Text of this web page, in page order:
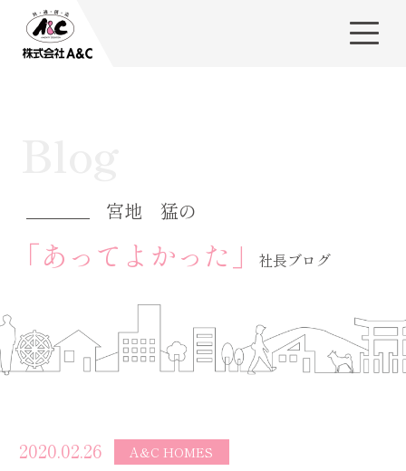
宮地 猛の
「あってよかった」 社長ブログ
2020.02.26 A&C HOMES